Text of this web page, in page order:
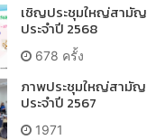
เชิญประชุมใหญ่สามัญ
ประจำปี 2568
678 ครั้ง
ภาพประชุมใหญ่สามัญ
ประจำปี 2567
1971